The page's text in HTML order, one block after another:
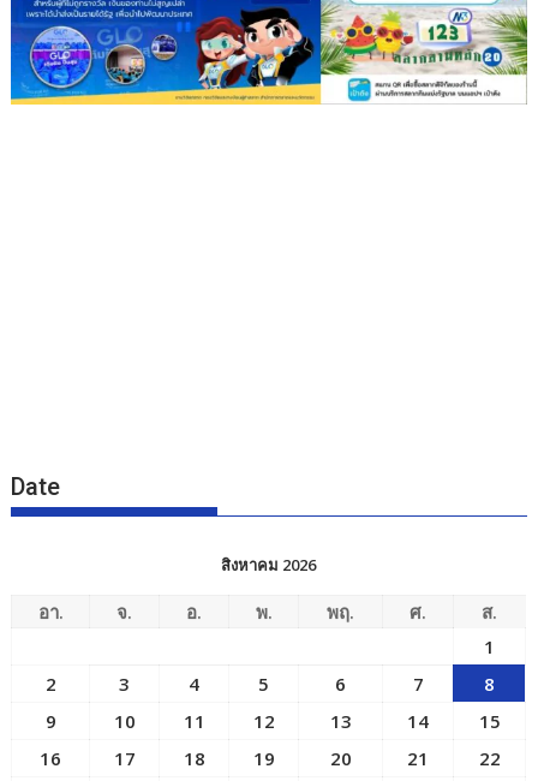
Date
สิงหาคม 2026
อา. จ. อ. พ. พฤ. ศ.
ส.
1
2
3 4 5 6 7
8
9
10 11 12 13 14
15
16
17 18 19 20 21
22